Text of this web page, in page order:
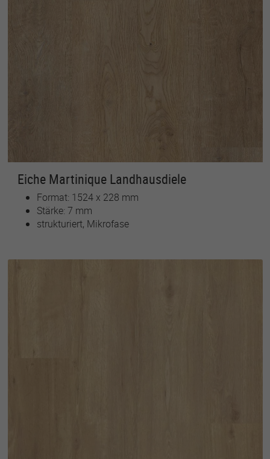
Eiche Martinique Landhausdiele
Format: 1524 x 228 mm
Stärke: 7 mm
strukturiert, Mikrofase